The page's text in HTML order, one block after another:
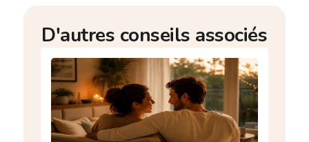
D'autres conseils associés